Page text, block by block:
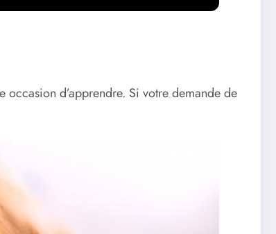
occasion d’apprendre. Si votre demande de